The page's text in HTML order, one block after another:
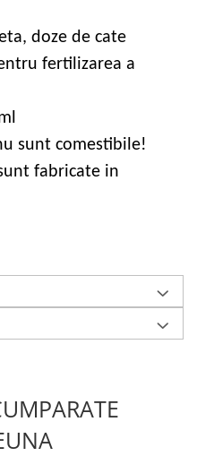
doze de cate
fertilizarea a
sunt comestibile!
fabricate in